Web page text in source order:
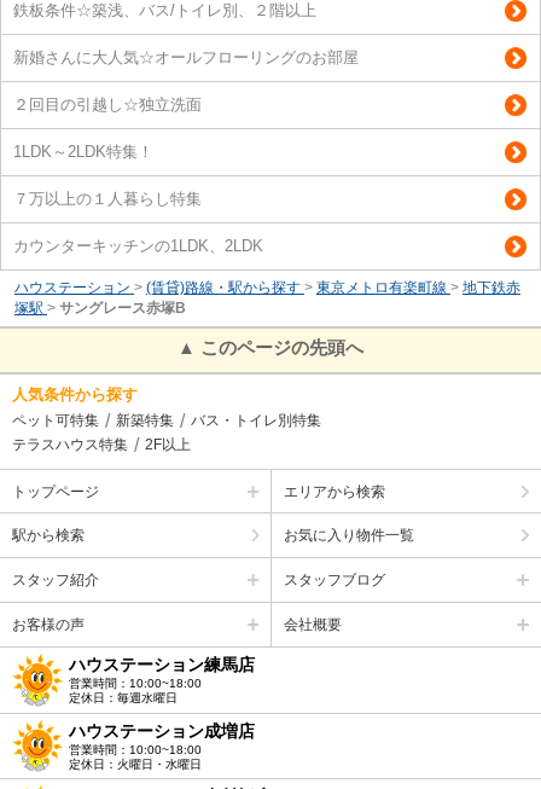
鉄板条件☆築浅、バス/トイレ別、２階以上
新婚さんに大人気☆オールフローリングのお部屋
２回目の引越し☆独立洗面
1LDK～2LDK特集！
７万以上の１人暮らし特集
カウンターキッチンの1LDK、2LDK
ハウステーション > (賃貸)路線・駅から探す > 東京メトロ有楽町線 > 地下鉄赤
塚駅 > サングレース赤塚B
▲ このページの先頭へ
人気条件から探す
ペット可特集 新築特集
バス・トイレ別特集
テラスハウス特集
2F以上
トップページ エリアから検索
駅から検索 お気に入り物件一覧
スタッフ紹介 スタッフブログ
お客様の声 会社概要
ハウステーション練馬店
営業時間：10:00~18:00
定休日：毎週水曜日
ハウステーション成増店
営業時間：10:00~18:00
定休日：火曜日・水曜日